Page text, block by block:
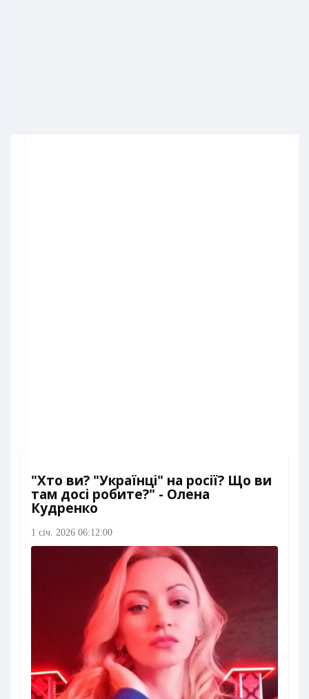
"Хто ви? "Українці" на росії? Що ви
там досі робите?" - Олена
Кудренко
1 січ. 2026 06:12:00